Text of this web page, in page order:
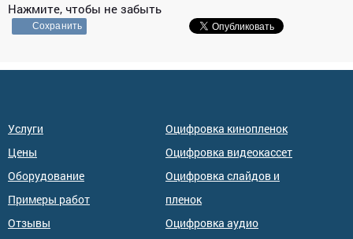
Нажмите, чтобы не забыть
Сохранить
Услуги
Цены
Оборудование
Примеры работ
Отзывы
Оцифровка кинопленок
Оцифровка видеокассет
Оцифровка слайдов и
пленок
Оцифровка аудио